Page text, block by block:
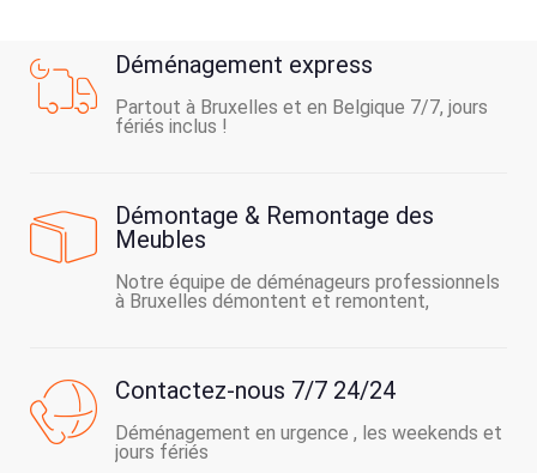
Déménagement express
Partout à Bruxelles et en Belgique 7/7, jours
fériés inclus !
Démontage & Remontage des
Meubles
Notre équipe de déménageurs professionnels
à Bruxelles démontent et remontent,
Contactez-nous 7/7 24/24
Déménagement en urgence , les weekends et
jours fériés